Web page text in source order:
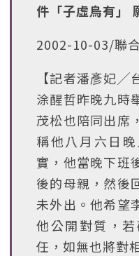
件「子虛烏有」
2002-10-03/聯
【記者潘彥妃╱
涂醒哲昨晚九時
茂松也陪同出席
稱他八月六日
實，他當晚下班
後的母親，然後
未外出。他希望
他公開對質，
任，如無也將對